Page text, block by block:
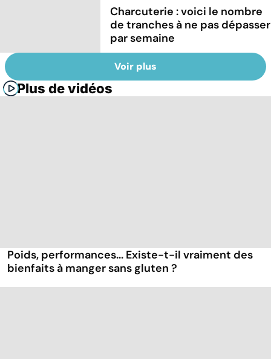
Charcuterie : voici le nombre
de tranches à ne pas dépasser
par semaine
Voir plus
Plus de vidéos
Poids, performances... Existe-t-il vraiment des
bienfaits à manger sans gluten ?